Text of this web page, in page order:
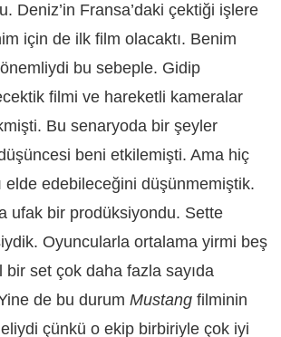
Deniz’in Fransa’daki çektiği işlere
için de ilk film olacaktı. Benim
bu sebeple. Gidip
filmi ve hareketli kameralar
Bu senaryoda bir şeyler
beni etkilemişti. Ama hiç
elde edebileceğini düşünmemiştik.
ufak bir prodüksiyondu. Sette
Oyuncularla ortalama yirmi beş
bir set çok daha fazla sayıda
de bu durum Mustang filminin
çünkü o ekip birbiriyle çok iyi